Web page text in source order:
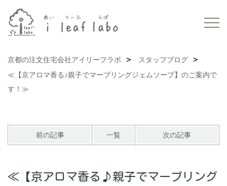
京都の注文住宅会社アイリーフラボ
スタッフブログ
≪【京アロマ香る♪親子でマーブリングジェムソープ】のご案内で
す！≫
前の記事 一覧 次の記事
≪【京アロマ香る♪親子でマーブリング